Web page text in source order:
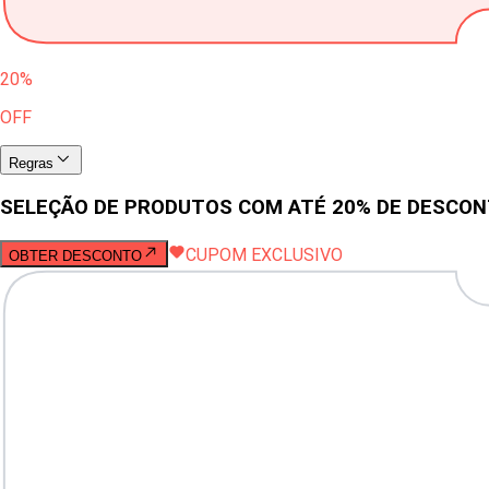
20%
OFF
Regras
SELEÇÃO DE PRODUTOS COM ATÉ 20% DE
OBTER DESCONTO CUPOM EXCLUSIVO